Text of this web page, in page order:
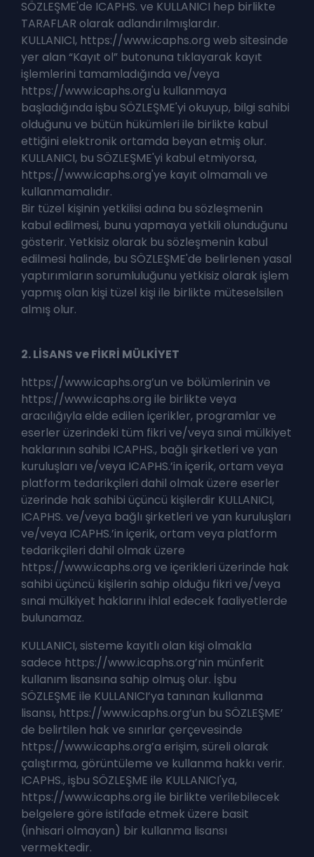
SÖZLEŞME'de ICAPHS. ve KULLANICI hep birlikte
TARAFLAR olarak adlandırılmışlardır.
KULLANICI, https://www.icaphs.org web sitesinde
yer alan “Kayıt ol” butonuna tıklayarak kayıt
işlemlerini tamamladığında ve/veya
https://www.icaphs.org'u kullanmaya
başladığında işbu SÖZLEŞME'yi okuyup, bilgi sahibi
olduğunu ve bütün hükümleri ile birlikte kabul
ettiğini elektronik ortamda beyan etmiş olur.
KULLANICI, bu SÖZLEŞME'yi kabul etmiyorsa,
https://www.icaphs.org'ye kayıt olmamalı ve
kullanmamalıdır.
Bir tüzel kişinin yetkilisi adına bu sözleşmenin
kabul edilmesi, bunu yapmaya yetkili olunduğunu
gösterir. Yetkisiz olarak bu sözleşmenin kabul
edilmesi halinde, bu SÖZLEŞME'de belirlenen yasal
yaptırımların sorumluluğunu yetkisiz olarak işlem
yapmış olan kişi tüzel kişi ile birlikte müteselsilen
almış olur.
2. LİSANS ve FİKRİ MÜLKİYET
https://www.icaphs.org’un ve bölümlerinin ve
https://www.icaphs.org ile birlikte veya
aracılığıyla elde edilen içerikler, programlar ve
eserler üzerindeki tüm fikri ve/veya sınai mülkiyet
haklarının sahibi ICAPHS., bağlı şirketleri ve yan
kuruluşları ve/veya ICAPHS.’in içerik, ortam veya
platform tedarikçileri dahil olmak üzere eserler
üzerinde hak sahibi üçüncü kişilerdir KULLANICI,
ICAPHS. ve/veya bağlı şirketleri ve yan kuruluşları
ve/veya ICAPHS.’in içerik, ortam veya platform
tedarikçileri dahil olmak üzere
https://www.icaphs.org ve içerikleri üzerinde hak
sahibi üçüncü kişilerin sahip olduğu fikri ve/veya
sınai mülkiyet haklarını ihlal edecek faaliyetlerde
bulunamaz.
KULLANICI, sisteme kayıtlı olan kişi olmakla
sadece https://www.icaphs.org’nin münferit
kullanım lisansına sahip olmuş olur. İşbu
SÖZLEŞME ile KULLANICI’ya tanınan kullanma
lisansı, https://www.icaphs.org’un bu SÖZLEŞME’
de belirtilen hak ve sınırlar çerçevesinde
https://www.icaphs.org’a erişim, süreli olarak
çalıştırma, görüntüleme ve kullanma hakkı verir.
ICAPHS., işbu SÖZLEŞME ile KULLANICI'ya,
https://www.icaphs.org ile birlikte verilebilecek
belgelere göre istifade etmek üzere basit
(inhisari olmayan) bir kullanma lisansı
vermektedir.